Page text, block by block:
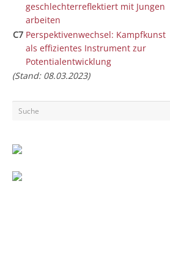
geschlechterreflektiert mit Jungen
arbeiten
C7 Perspektivenwechsel: Kampfkunst
als effizientes Instrument zur
Potentialentwicklung
(Stand: 08.03.2023)